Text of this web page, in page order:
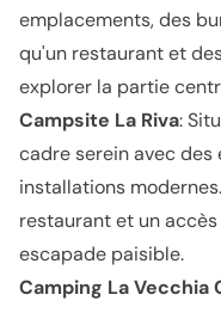
emplacements, des
qu'un restaurant et
explorer la partie
Campsite La Riva:
cadre serein avec
installations
restaurant et un
escapade paisible.
Camping La Vecchia